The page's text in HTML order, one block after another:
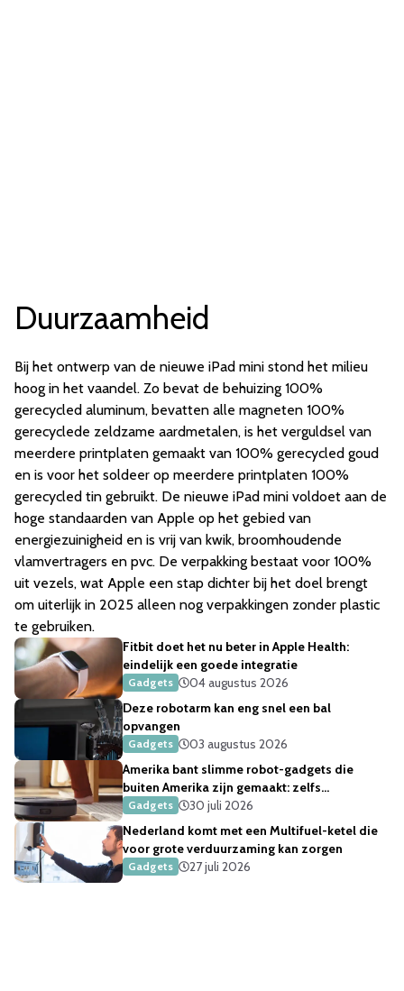
Duurzaamheid
Bij het ontwerp van de nieuwe iPad mini stond het milieu
hoog in het vaandel. Zo bevat de behuizing 100%
gerecycled aluminum, bevatten alle magneten 100%
gerecyclede zeldzame aardmetalen, is het verguldsel van
meerdere printplaten gemaakt van 100% gerecycled goud
en is voor het soldeer op meerdere printplaten 100%
gerecycled tin gebruikt. De nieuwe iPad mini voldoet aan de
hoge standaarden van Apple op het gebied van
energiezuinigheid en is vrij van kwik, broomhoudende
vlamvertragers en pvc. De verpakking bestaat voor 100%
uit vezels, wat Apple een stap dichter bij het doel brengt
om uiterlijk in 2025 alleen nog verpakkingen zonder plastic
te gebruiken.
Fitbit doet het nu beter in Apple Health:
eindelijk een goede integratie
Gadgets
04 augustus 2026
Deze robotarm kan eng snel een bal
opvangen
Gadgets
03 augustus 2026
Amerika bant slimme robot-gadgets die
buiten Amerika zijn gemaakt: zelfs
robotstofzuigers
Gadgets
30 juli 2026
Nederland komt met een Multifuel-ketel die
voor grote verduurzaming kan zorgen
Gadgets 27 juli 2026